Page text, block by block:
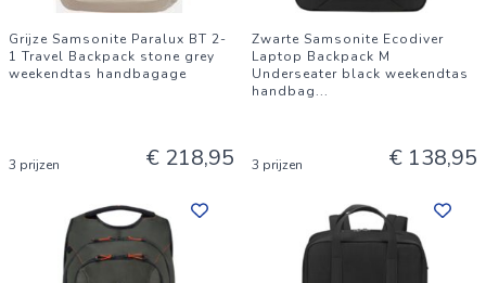
Grijze Samsonite Paralux BT 2-
1 Travel Backpack stone grey
weekendtas handbagage
3 prijzen € 218,95
Zwarte Samsonite Ecodiver
Laptop Backpack M
Underseater black weekendtas
handbag...
3 prijzen € 138,95